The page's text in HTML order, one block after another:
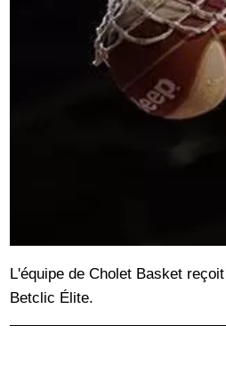
L'équipe de Cholet Basket
Betclic Élite.